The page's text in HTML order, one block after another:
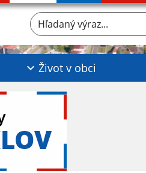
Hľadaný výraz...
Život v obci